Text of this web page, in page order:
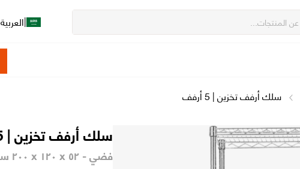
|العربية
سلك أرفف تخزين | 5 أرفف
سلك أرفف تخزين | 5 أرفف
فضي - ٥٢ x ١٢٠ x ٢٠٠ سم